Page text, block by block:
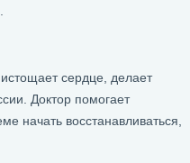
сердце, делает
Доктор помогает
начать восстанавливаться,